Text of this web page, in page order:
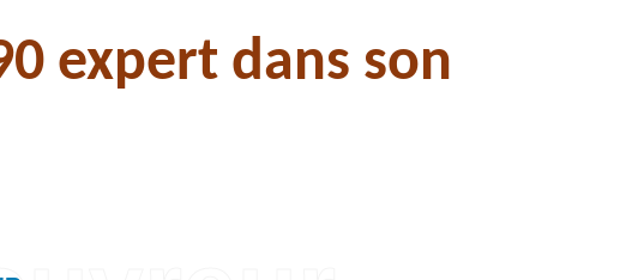
expert dans son